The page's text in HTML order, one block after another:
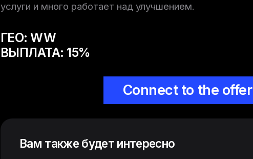
услуги и много работает над улучшением.
ГЕО: WW
ВЫПЛАТА: 15%
Connect to the offer
Вам также будет интересно